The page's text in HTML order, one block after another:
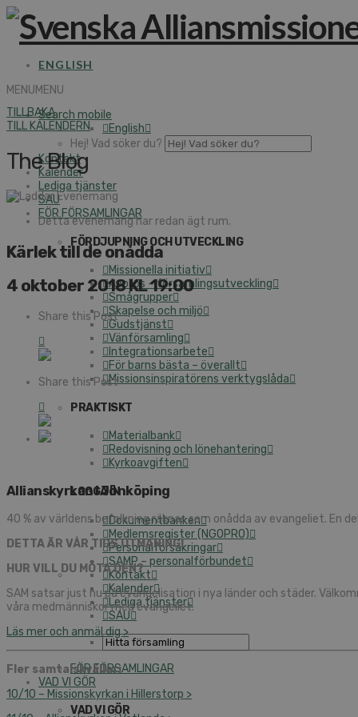
ENGLISH
MENUMENU
Search mobile
English
Hej! Vad söker du?
Kontakt
Kalender
Lediga tjänster
SAU
FÖR FÖRSAMLINGAR
FÖRDJUPNING OCH UTVECKLING
Missionella initiativ
Apollos – församlingsutveckling
Smågrupper
Skapelse och miljö
Gudstjänst
Vänförsamling
Integrationsarbete
För barns bästa – överallt
Missionsinspiratörens verktygslåda
PRAKTISKT
Materialbank
Redovisning och lönehantering
Kyrkoavgiften
LOGGA IN
Dokumentbanken
Medlemsregister (NGOPRO)
Personalförsäkringar
SAMP – personalförbundet
Kontakt
Kalender
Lediga tjänster
SAU
FÖR FÖRSAMLINGAR
VAD VI GÖR
VAD VI GÖR
TILLBAKA
TILL KALENDERN
The Blog
Detta evenemang har redan ägt rum.
Kärlek till de onådda
4 oktober 2018 KL 19:00
Share this Post
Share this Post
Allianskyrkan i Jönköping
40 % av världens befolkning räknas som onådda av evangeliet. En
DETTA ÄR VÅR TIDS UTMANING!
HUR VILL DU MÖTA DEN?
SAM satsar just nu på evangelisation i nya länder och städer.
våra medmänniskor med evangeliet.
Läs mer och anmäl dig >
Fler samtalskvällar:
10/10 – Missionskyrkan i Hillerstorp >